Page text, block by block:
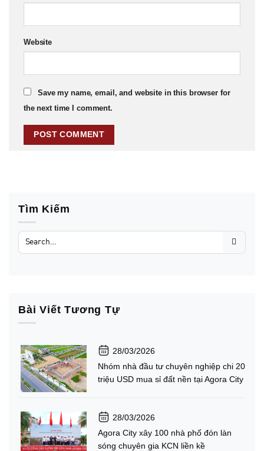
Website
Save my name, email, and website in this browser for
the next time I comment.
Tìm Kiếm
Bài Viết Tương Tự
28/03/2026
Nhóm nhà đầu tư chuyên nghiệp chi 20
triệu USD mua sỉ đất nền tại Agora City
28/03/2026
Agora City xây 100 nhà phố đón làn
sóng chuyên gia KCN liền kề